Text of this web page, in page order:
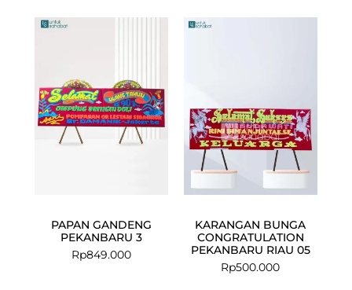
PAPAN GANDENG
PEKANBARU 3
Rp849.000
KARANGAN BUNGA
CONGRATULATION
PEKANBARU RIAU 05
Rp500.000